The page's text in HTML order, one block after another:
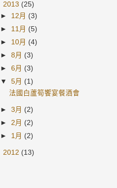
2013 (25)
► 12月 (3)
► 11月 (5)
► 10月 (4)
►8月 (3)
►6月 (3)
▼5月 (1)
法國白蘆筍饗宴餐酒會
►3月 (2)
►2月 (2)
► 1月 (2)
2012 (13)